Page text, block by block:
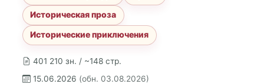
401 210 зн. / ~148 стр.
15.06.2026 (обн. 03.08.2026)
Историческая проза
Исторические приключения